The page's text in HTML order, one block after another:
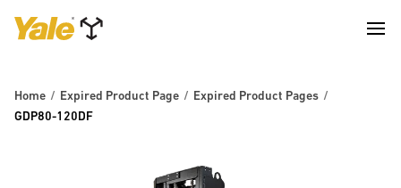
Home Expired Product Page
Expired Product Pages
GDP80-120DF